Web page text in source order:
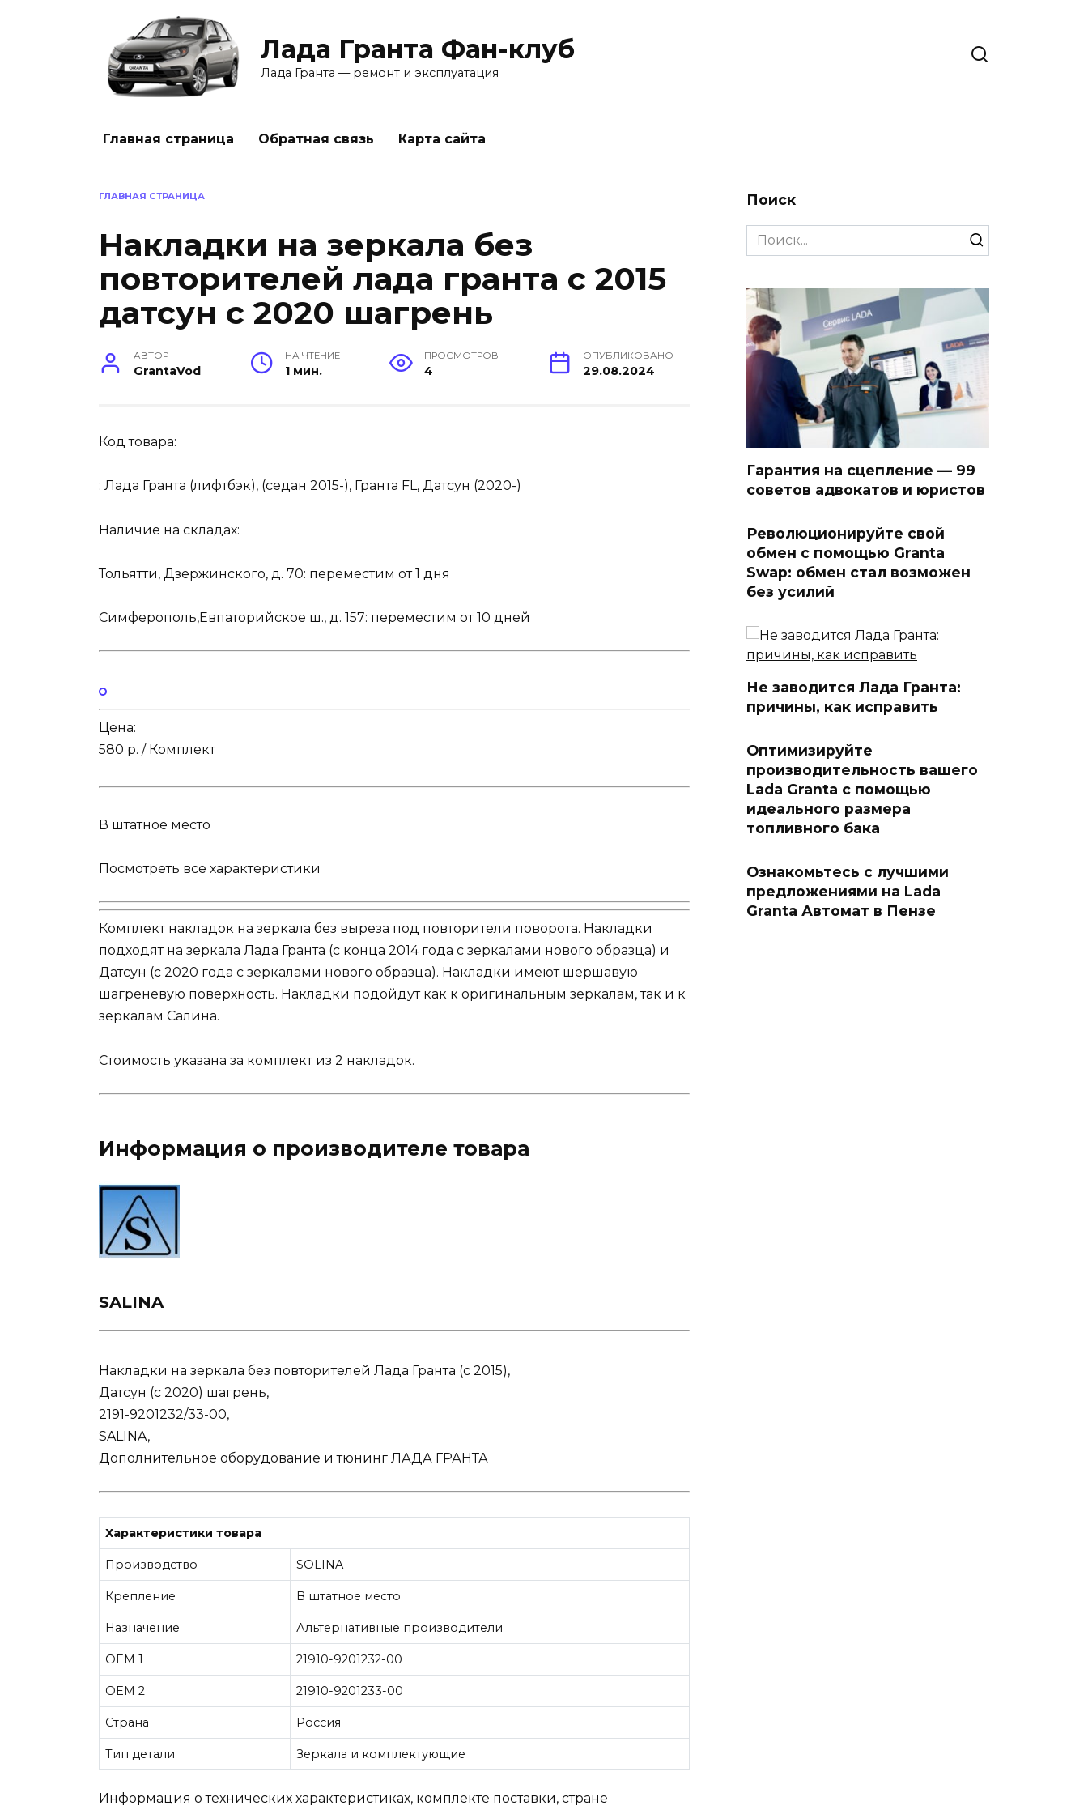
Лада Гранта Фан-клуб
Лада Гранта — ремонт и эксплуатация
Главная страница Обратная связь Карта сайта
ГЛАВНАЯ СТРАНИЦА
Накладки на зеркала без
повторителей лада гранта с 2015
датсун с 2020 шагрень
АВТОР
GrantaVod
НА ЧТЕНИЕ
1 мин.
ПРОСМОТРОВ
4
ОПУБЛИКОВАНО
29.08.2024
Код товара:
: Лада Гранта (лифтбэк), (седан 2015-), Гранта FL, Датсун (2020-)
Наличие на складах:
Тольятти, Дзержинского, д. 70: переместим от 1 дня
Симферополь,Евпаторийское ш., д. 157: переместим от 10 дней
Цена:
580 р. / Комплект
В штатное место
Посмотреть все характеристики
Комплект накладок на зеркала без выреза под повторители поворота. Накладки
подходят на зеркала Лада Гранта (с конца 2014 года с зеркалами нового образца) и
Датсун (с 2020 года с зеркалами нового образца). Накладки имеют шершавую
шагреневую поверхность. Накладки подойдут как к оригинальным зеркалам, так и к
зеркалам Салина.
Стоимость указана за комплект из 2 накладок.
Информация о производителе товара
SALINA
Накладки на зеркала без повторителей Лада Гранта (с 2015),
Датсун (с 2020) шагрень,
2191-9201232/33-00,
SALINA,
Дополнительное оборудование и тюнинг ЛАДА ГРАНТА
Характеристики товара
Производство SOLINA
Крепление В штатное место
Назначение Альтернативные производители
OEM 1 21910-9201232-00
OEM 2 21910-9201233-00
Страна Россия
Тип детали Зеркала и комплектующие
Информация о технических характеристиках, комплекте поставки, стране
Поиск
Search
for:
Гарантия на сцепление — 99
советов адвокатов и юристов
Революционируйте свой
обмен с помощью Granta
Swap: обмен стал возможен
без усилий
Не заводится Лада Гранта:
причины, как исправить
Оптимизируйте
производительность вашего
Lada Granta с помощью
идеального размера
топливного бака
Ознакомьтесь с лучшими
предложениями на Lada
Granta Автомат в Пензе